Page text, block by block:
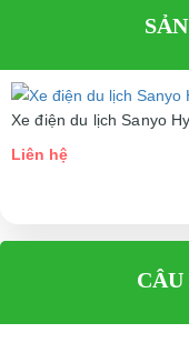
Xe điện du lịch Sanyo
Liên hệ